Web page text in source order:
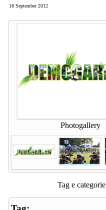
18 September 2012
Photogallery
Tag e categorie